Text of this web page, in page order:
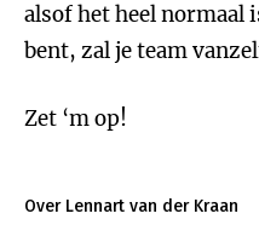
alsof het heel normaal
bent, zal je team
Zet ‘m op!
Over Lennart van der Kraan